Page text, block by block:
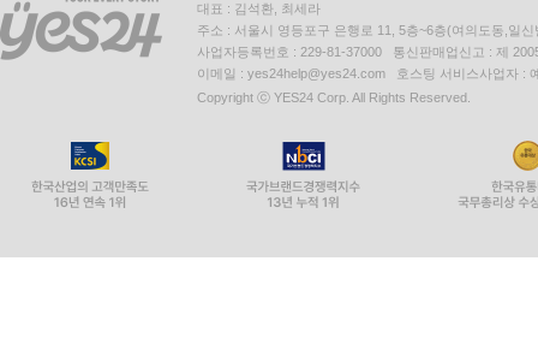
대표 : 김석환, 최세라
주소 : 서울시 영등포구 은행로 11, 5층~6층(여의도동,일신
사업자등록번호 : 229-81-37000 통신판매업신고 : 제
이메일 : yes24help@yes24.com 호스팅 서비스사업자 :
Copyright ⓒ YES24 Corp. All Rights Reserved.